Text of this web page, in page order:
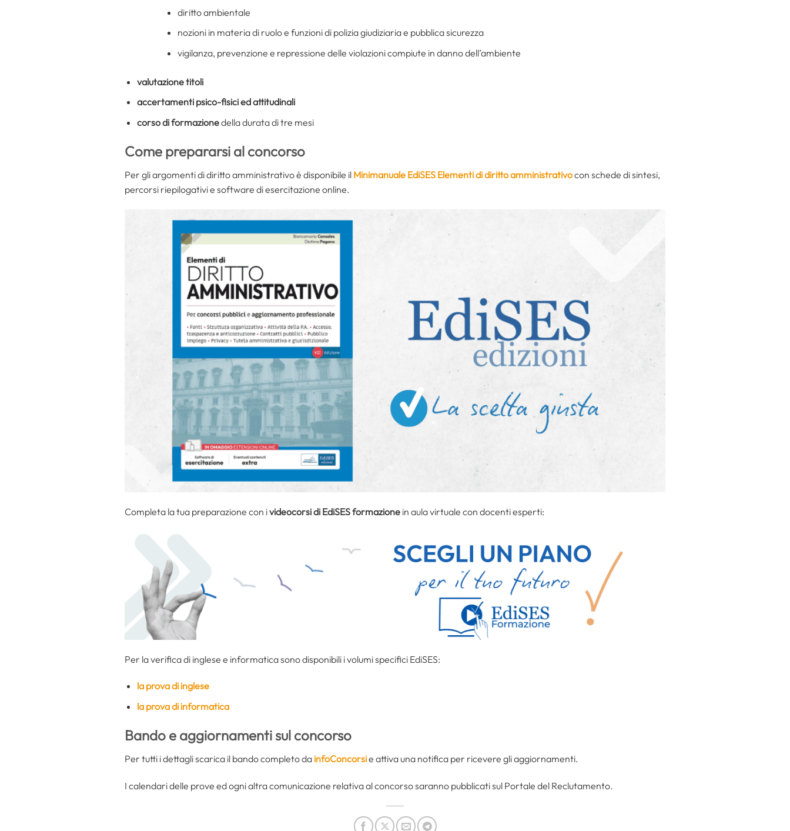
diritto ambientale
nozioni in materia di ruolo e funzioni di polizia giudiziaria e pubblica sicurezza
vigilanza, prevenzione e repressione delle violazioni compiute in danno dell’ambiente
valutazione titoli
accertamenti psico-fisici ed attitudinali
corso di formazionedella durata di tre mesi
Come prepararsi al concorso
Per gli argomenti di diritto amministrativo è disponibile il Minimanuale EdiSES Elementi di diritto amministrativocon schede di sintesi,
percorsi riepilogativi e software di esercitazione online.
Completa la tua preparazione con ivideocorsi di EdiSES formazione in aula virtuale con docenti esperti:
Per la verifica di inglese e informatica sono disponibili i volumi specifici EdiSES:
la prova di inglese
la prova di informatica
Bando e aggiornamenti sul concorso
Per tutti i dettagli scarica il bando completo da infoConcorsie attiva una notifica per ricevere gli aggiornamenti.
I calendari delle prove ed ogni altra comunicazione relativa al concorso saranno pubblicati sul Portale del Reclutamento.